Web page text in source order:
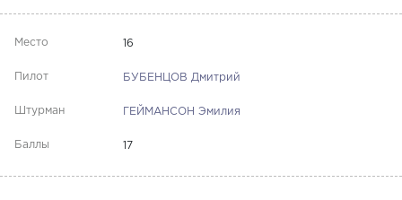
16
БУБЕНЦОВ Дмитрий
ГЕЙМАНСОН Эмилия
17